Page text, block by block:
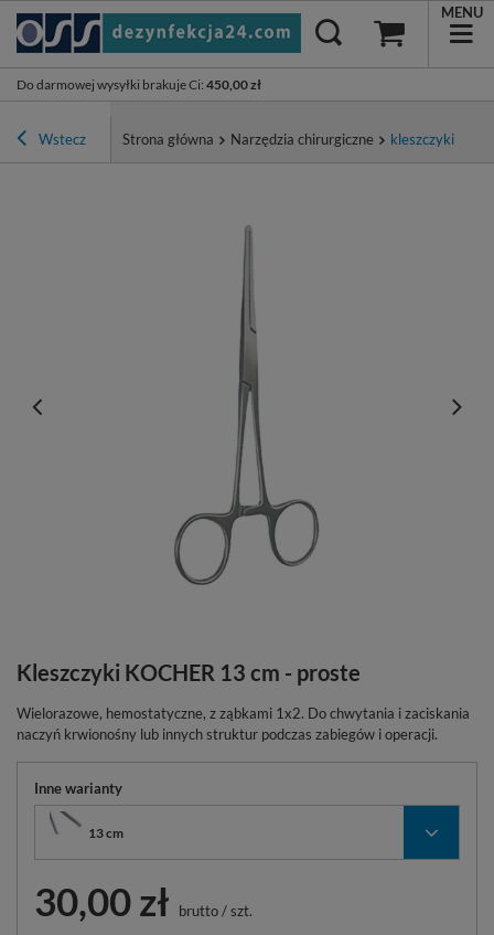
Do darmowej wysyłki brakuje Ci: 450,00 zł
MENU
Wstecz Strona główna Narzędzia chirurgiczne kleszczyki
Kleszczyki KOCHER 13 cm - proste
Wielorazowe, hemostatyczne, z ząbkami 1x2. Do chwytania i zaciskania
naczyń krwionośny lub innych struktur podczas zabiegów i operacji.
Inne warianty
13 cm
30,00 zł brutto/szt.